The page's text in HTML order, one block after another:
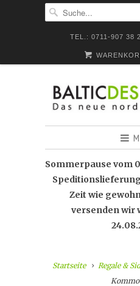
TEL.: 0711-907 38
Sommerpause vom
Zeit wie
versenden wir
Startseite Regale &